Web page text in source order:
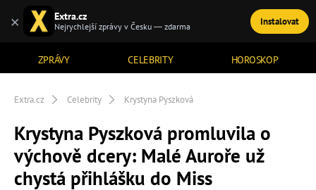
ZPRÁVY CELEBRITY HOROSKOP
TÉMATA
Extra.cz Celebrity Krystyna Pyszková
Krystyna Pyszková promluvila o
výchově dcery: Malé Auroře už
chystá přihlášku do Miss
× Extra.cz
Nejrychlejší zprávy v Česku — zdarma Instalovat